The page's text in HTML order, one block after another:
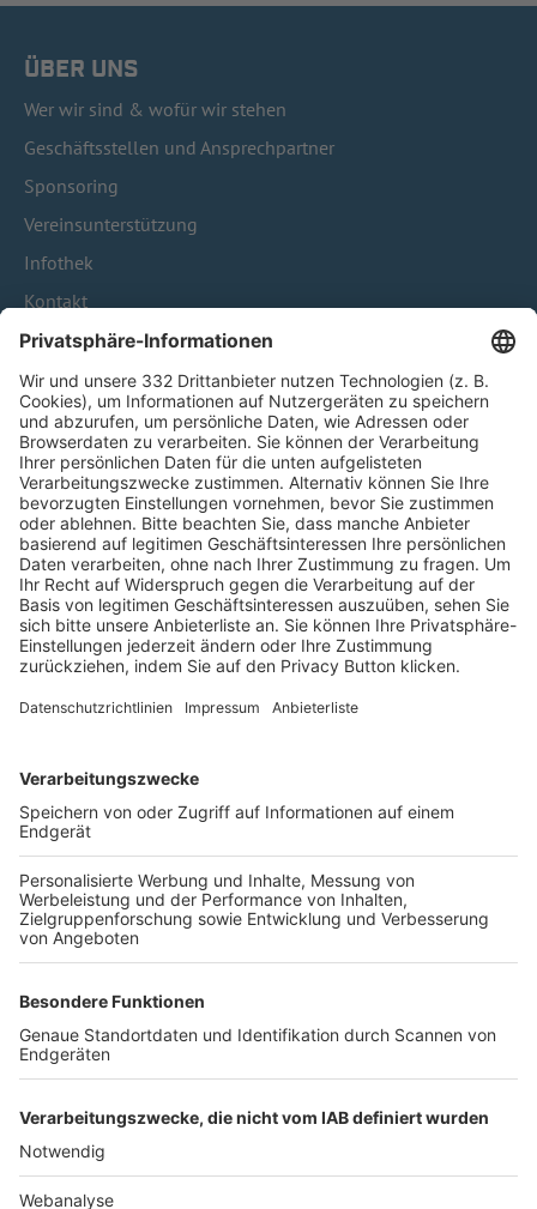
ÜBER UNS
Wer wir sind & wofür wir stehen
Geschäftsstellen und Ansprechpartner
Sponsoring
Vereinsunterstützung
Infothek
Kontakt
HÄUFIG BESUCHTE SEITEN
Pässe und Vereinswechsel
Trainerausbildung
Schulungsangebot Vereinsmitarbeiter
BFV-Geschäftsstellen
Trainerbörse
Login SpielPlus
FOLGE DEM BFV
TOP-VEREINE
TOP-PARTNER